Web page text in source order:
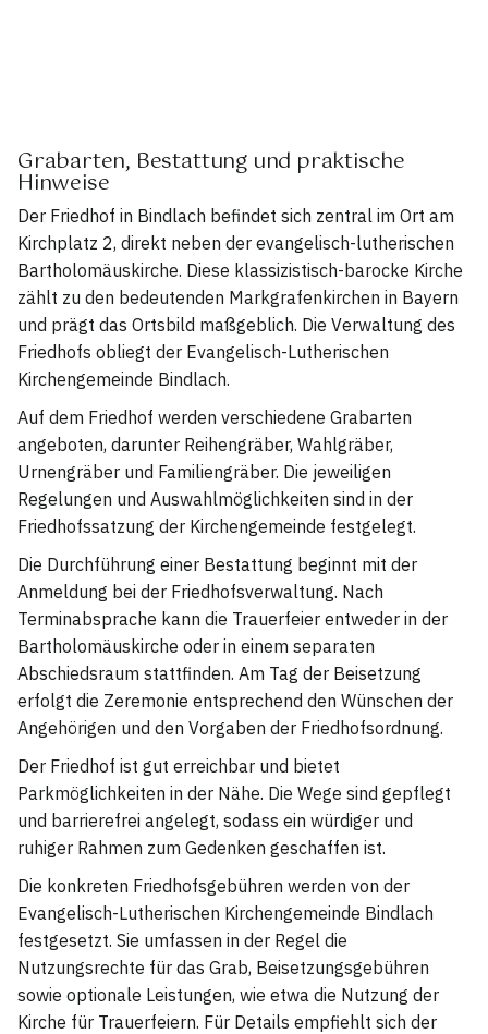
Grabarten, Bestattung und praktische
Hinweise
Der Friedhof in Bindlach befindet sich zentral im Ort am
Kirchplatz 2, direkt neben der evangelisch-lutherischen
Bartholomäuskirche. Diese klassizistisch-barocke Kirche
zählt zu den bedeutenden Markgrafenkirchen in Bayern
und prägt das Ortsbild maßgeblich. Die Verwaltung des
Friedhofs obliegt der Evangelisch-Lutherischen
Kirchengemeinde Bindlach.
Auf dem Friedhof werden verschiedene Grabarten
angeboten, darunter Reihengräber, Wahlgräber,
Urnengräber und Familiengräber. Die jeweiligen
Regelungen und Auswahlmöglichkeiten sind in der
Friedhofssatzung der Kirchengemeinde festgelegt.
Die Durchführung einer Bestattung beginnt mit der
Anmeldung bei der Friedhofsverwaltung. Nach
Terminabsprache kann die Trauerfeier entweder in der
Bartholomäuskirche oder in einem separaten
Abschiedsraum stattfinden. Am Tag der Beisetzung
erfolgt die Zeremonie entsprechend den Wünschen der
Angehörigen und den Vorgaben der Friedhofsordnung.
Der Friedhof ist gut erreichbar und bietet
Parkmöglichkeiten in der Nähe. Die Wege sind gepflegt
und barrierefrei angelegt, sodass ein würdiger und
ruhiger Rahmen zum Gedenken geschaffen ist.
Die konkreten Friedhofsgebühren werden von der
Evangelisch-Lutherischen Kirchengemeinde Bindlach
festgesetzt. Sie umfassen in der Regel die
Nutzungsrechte für das Grab, Beisetzungsgebühren
sowie optionale Leistungen, wie etwa die Nutzung der
Kirche für Trauerfeiern. Für Details empfiehlt sich der